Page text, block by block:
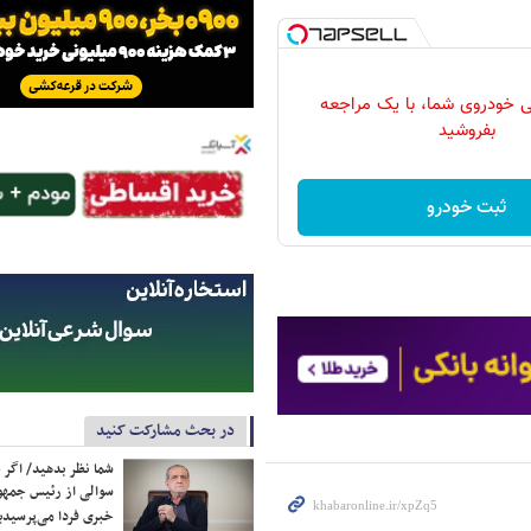
خودروی شما، با یک مراجعه
بفروشید
ثبت خودرو
در بحث مشارکت کنید
شما نظر بدهید/ اگر
سوالی از رئیس
خبری فردا